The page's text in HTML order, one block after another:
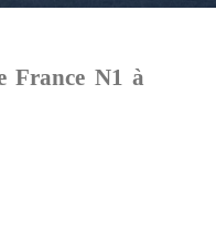
France N1 à